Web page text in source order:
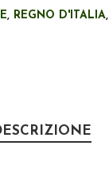
, REGNO D'ITALIA,